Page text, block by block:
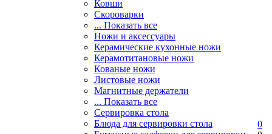
Ковши
Скороварки
... Показать все
Ножи и аксессуары
Керамические кухонные ножи
Керамотитановые ножи
Кованые ножи
Листовые ножи
Магнитные держатели
... Показать все
Сервировка стола
Блюда для сервировки стола
0